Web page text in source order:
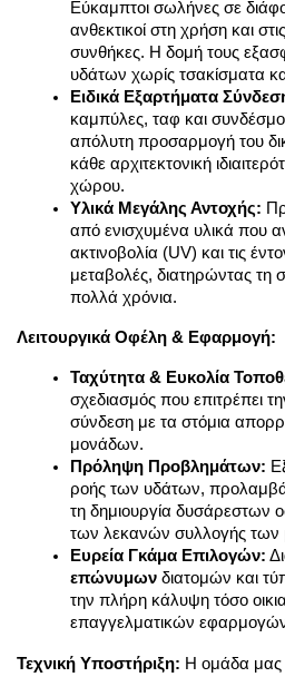
Εύκαμπτοι σωλήνες σε
ανθεκτικοί στη χρήση και
συνθήκες. Η δομή τους
υδάτων χωρίς τσακίσματα
Ειδικά Εξαρτήματα
καμπύλες, ταφ και
απόλυτη προσαρμογή του
κάθε αρχιτεκτονική
χώρου.
Υλικά Μεγάλης Αντοχής:
από ενισχυμένα υλικά που
ακτινοβολία (UV) και τις
μεταβολές, διατηρώντας τη
πολλά χρόνια.
Λειτουργικά Οφέλη & Εφαρμογή:
Ταχύτητα & Ευκολία
σχεδιασμός που επιτρέπει
σύνδεση με τα στόμια
μονάδων.
Πρόληψη Προβλημάτων:
ροής των υδάτων,
τη δημιουργία δυσάρεστων
των λεκανών συλλογής
Ευρεία Γκάμα Επιλογών:
επώνυμων διατομών και
την πλήρη κάλυψη τόσο
επαγγελματικών
Τεχνική Υποστήριξη: Η ομάδα μας